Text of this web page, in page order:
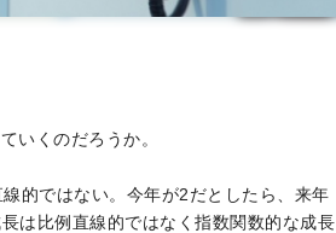
いくのだろうか。
的ではない。今年が2だとしたら、来年
は比例直線的ではなく指数関数的な成長